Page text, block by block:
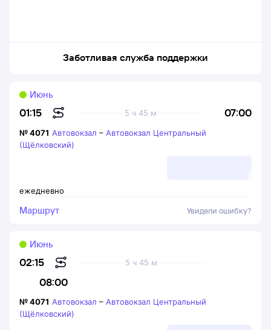
Заботливая служба поддержки
01:15 07:00
5 ч 45 м
Июнь
ежедневно
№4071 Автовокзал – Автовокзал Центральный
(Щёлковский)
Маршрут Увидели ошибку?
02:15
08:00
5 ч 45 м
Июнь
№4071 Автовокзал – Автовокзал Центральный
(Щёлковский)